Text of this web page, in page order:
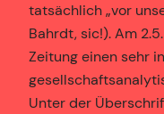
tatsächlich „vor
Bahrdt, sic!). Am
Zeitung einen sehr
Unter der